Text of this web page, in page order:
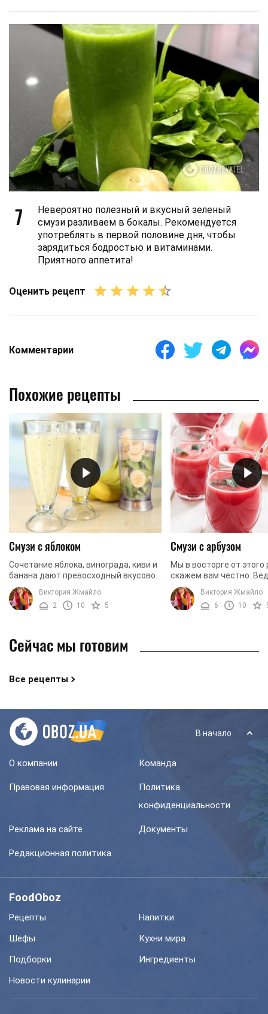
7
Невероятно полезный и вкусный зеленый
смузи разливаем в бокалы. Рекомендуется
употреблять в первой половине дня, чтобы
зарядиться бодростью и витаминами.
Приятного аппетита!
Оценить рецепт
Комментарии
Похожие рецепты
Смузи с яблоком
Сочетание яблока, винограда, киви и
банана дают превосходный вкусовой
результат. Добавления зеленого чая
подчеркивает нежность смузи,
мягкость и ...
Виктория Жмайло
2
10 5
Смузи с арбузом
Мы в восторге от этого
скажем вам честно.
рецепте собраны
короткого, но такого
летного сезона.
Виктория Жмайло
6
10
Сейчас мы готовим
Все рецепты
В начало
О компании Команда
Правовая информация
Политика
конфиденциальности
Реклама на сайте Документы
Редакционная политика
FoodOboz
Рецепты
Напитки
Шефы
Кухни мира
Подборки
Ингредиенты
Новости кулинарии